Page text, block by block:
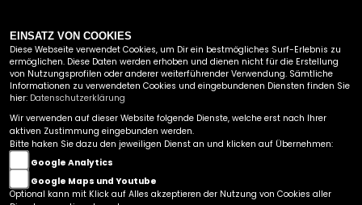
MOTO-SHOP VOHL
HAUPTSTRASSE 118
57644 HATTERT
TEL.:+492662 / 4827
EINSATZ VON COOKIES
Diese Webseite verwendet Cookies, um Dir ein bestmögliches Surf-Erlebnis zu
ermöglichen. Diese Daten werden erhoben und dienen nicht für die Erstellung
von Nutzungsprofilen oder anderer weiterführender Verwendung. Sämtliche
Informationen zu verwendeten Cookies und eingebundenen Diensten finden Sie
hier: Datenschutzerklärung
Wir verwenden auf dieser Website folgende Dienste, welche erst nach Ihrer
aktiven Zustimmung eingebunden werden.
Bitte haken Sie dazu den jeweiligen Dienst an und klicken auf Übernehmen:
Google Analytics
Google Maps und Youtube
Optional kann mit Klick auf Alles akzeptieren der Nutzung von Cookies aller